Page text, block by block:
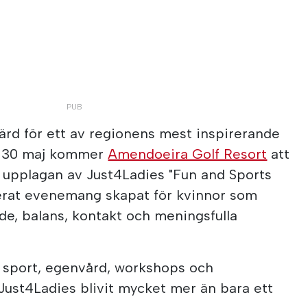
för ett av regionens mest inspirerande
30 maj kommerAmendoeira Golf Resort att
av Just4Ladies "Fun and Sports
evenemang skapat för kvinnor som
balans, kontakt och meningsfulla
egenvård, workshops och
blivit mycket mer än bara ett